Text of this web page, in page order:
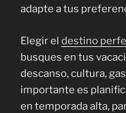
adapte a tus
Elegir el destino
busques en tus
descanso, cultura,
importante es
en temporada alta,